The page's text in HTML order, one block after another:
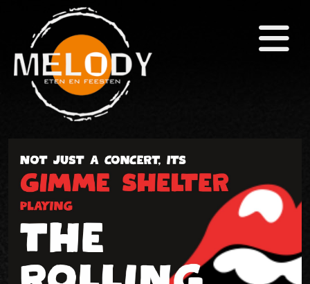
×
Home
(Eet)Café
Arrangementen
Snackbar & Pizza
Foto's